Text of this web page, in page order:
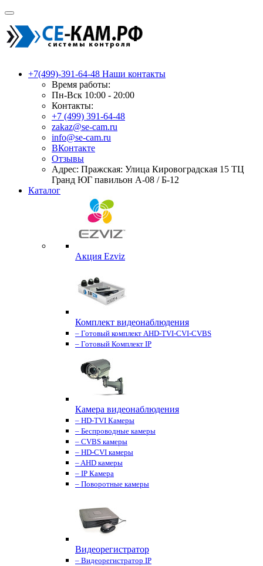
+7(499)-391-64-48 Наши контакты
Время работы:
Пн-Вск 10:00 - 20:00
Контакты:
+7 (499) 391-64-48
zakaz@se-cam.ru
info@se-cam.ru
ВКонтакте
Отзывы
Адрес: Пражская: Улица Кировоградская 15 ТЦ
Гранд ЮГ павильон А-08 / Б-12
Каталог
Акция Ezviz
Комплект видеонаблюдения
– Готовый комплект AHD-TVI-CVI-CVBS
– Готовый Комплект IP
Камера видеонаблюдения
– HD-TVI Камеры
– Беспроводные камеры
– CVBS камеры
– HD-CVI камеры
– AHD камеры
– IP Камера
– Поворотные камеры
Видеорегистратор
– Видеорегистратор IP